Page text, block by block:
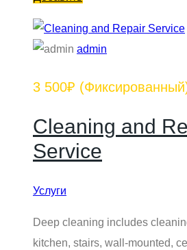
admin
3 500₽
Cleaning and
Service
Услуги
Deep cleaning includes
kitchen, stairs, wall-mounted,